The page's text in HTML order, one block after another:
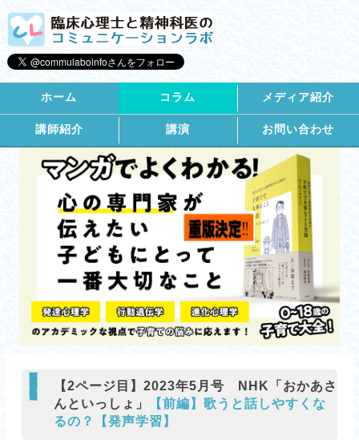
ホーム コラム メディア紹介
講師紹介 講演 お問い合わせ
【2ページ目】2023年5月号 NHK「おかあさ
んといっしょ」
【前編】歌うと話しやすくな
るの？【発声学習】